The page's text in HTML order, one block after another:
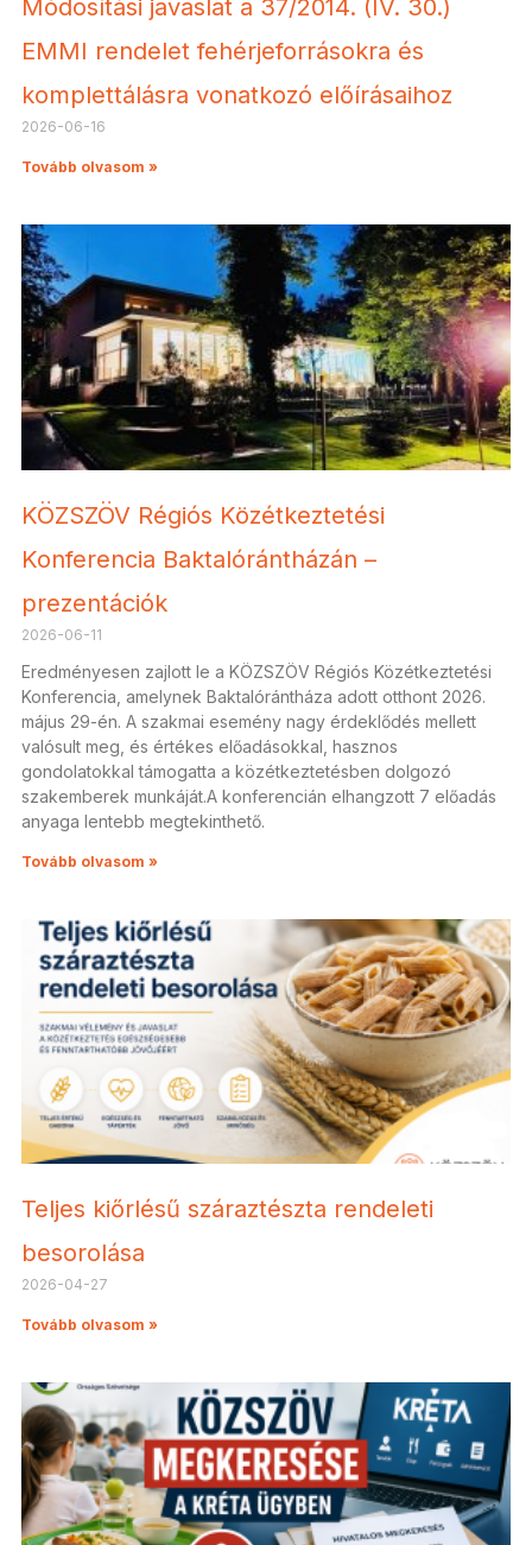
Módosítási javaslat a 37/2014. (IV. 30.)
EMMI rendelet fehérjeforrásokra és
komplettálásra vonatkozó előírásaihoz
2026-06-16
Tovább olvasom »
KÖZSZÖV Régiós Közétkeztetési
Konferencia Baktalórántházán –
prezentációk
2026-06-11
Eredményesen zajlott le a KÖZSZÖV Régiós Közétkeztetési
Konferencia, amelynek Baktalórántháza adott otthont 2026.
május 29-én. A szakmai esemény nagy érdeklődés mellett
valósult meg, és értékes előadásokkal, hasznos
gondolatokkal támogatta a közétkeztetésben dolgozó
szakemberek munkáját.A konferencián elhangzott 7 előadás
anyaga lentebb megtekinthető.
Tovább olvasom »
Teljes kiőrlésű száraztészta rendeleti
besorolása
2026-04-27
Tovább olvasom »